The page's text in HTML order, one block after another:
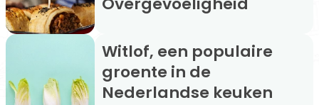
Witlof, een populaire
groente in de
Nederlandse keuken